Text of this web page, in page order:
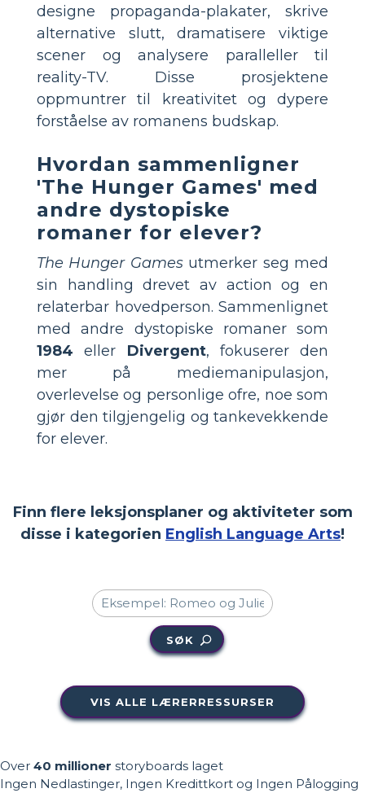
designe propaganda-plakater, skrive
alternative slutt, dramatisere viktige
scener og analysere paralleller til
reality-TV. Disse prosjektene
oppmuntrer til kreativitet og dypere
forståelse av romanens budskap.
Hvordan sammenligner
'The Hunger Games' med
andre dystopiske
romaner for elever?
The Hunger Gamesutmerker seg med
sin handling drevet av action og en
relaterbar hovedperson. Sammenlignet
med andre dystopiske romaner som
1984 eller Divergent, fokuserer den
mer på mediemanipulasjon,
overlevelse og personlige ofre, noe som
gjør den tilgjengelig og tankevekkende
for elever.
Finn flere leksjonsplaner og aktiviteter som
disse i kategorien English Language Arts!
SØK
VIS ALLE LÆRERRESSURSER
Over 40 millioner storyboards laget
Ingen Nedlastinger, Ingen Kredittkort og Ingen Pålogging